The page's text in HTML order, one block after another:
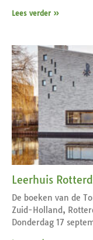
Lees verder »
Leerhuis
De boeken van de
Zuid-Holland,
Donderdag 17